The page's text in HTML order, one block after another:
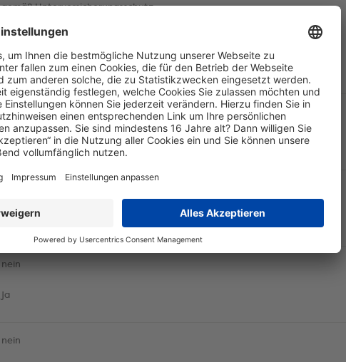
gemäß Unterversicherungsschutz
individuelle Eingabe der Versicherungssumme
Tabelle zur Wertermittlung gem. Einzelaufstellung
nein
ja
ja
nein
ja
nein